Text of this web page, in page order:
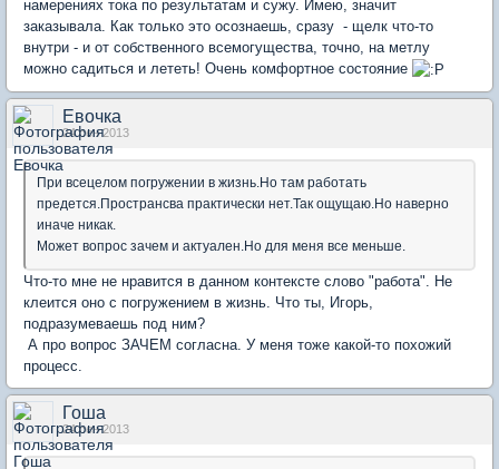
намерениях тока по результатам и сужу. Имею, значит
заказывала. Как только это осознаешь, сразу - щелк что-то
внутри - и от собственного всемогущества, точно, на метлу
можно садиться и лететь! Очень комфортное состояние
Евочка
24 сен 2013
При всецелом погружении в жизнь.Но там работать
предется.Пространсва практически нет.Так ощущаю.Но наверно
иначе никак.
Может вопрос зачем и актуален.Но для меня все меньше.
Что-то мне не нравится в данном контексте слово "работа". Не
клеится оно с погружением в жизнь. Что ты, Игорь,
подразумеваешь под ним?
А про вопрос ЗАЧЕМ согласна. У меня тоже какой-то похожий
процесс.
Гоша
24 сен 2013